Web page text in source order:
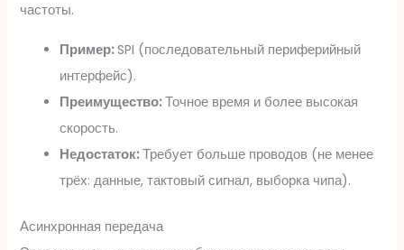
частоты.
Пример:SPI (последовательный периферийный
интерфейс).
Преимущество:Точное время и более высокая
скорость.
Недостаток:Требует больше проводов (не менее
трёх: данные, тактовый сигнал, выборка чипа).
Асинхронная передача